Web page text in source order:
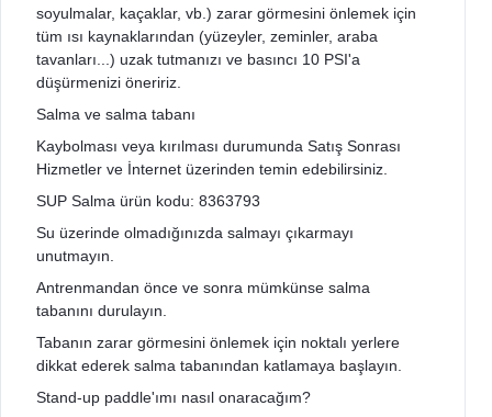
soyulmalar, kaçaklar, vb.) zarar görmesini önlemek için
tüm ısı kaynaklarından (yüzeyler, zeminler, araba
tavanları...) uzak tutmanızı ve basıncı 10 PSI'a
düşürmenizi öneririz.
Salma ve salma tabanı
Kaybolması veya kırılması durumunda Satış Sonrası
Hizmetler ve İnternet üzerinden temin edebilirsiniz.
SUP Salma ürün kodu: 8363793
Su üzerinde olmadığınızda salmayı çıkarmayı
unutmayın.
Antrenmandan önce ve sonra mümkünse salma
tabanını durulayın.
Tabanın zarar görmesini önlemek için noktalı yerlere
dikkat ederek salma tabanından katlamaya başlayın.
Stand-up paddle'ımı nasıl onaracağım?